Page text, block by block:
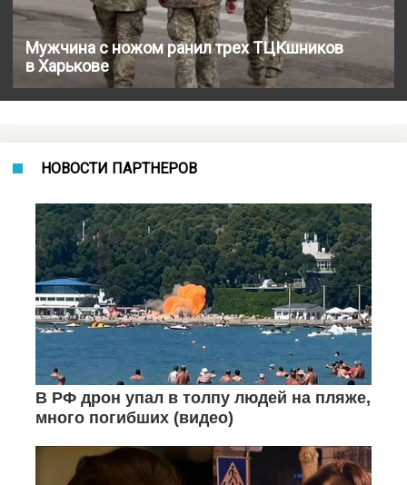
Мужчина с ножом ранил трех ТЦКшников
в Харькове
НОВОСТИ ПАРТНЕРОВ